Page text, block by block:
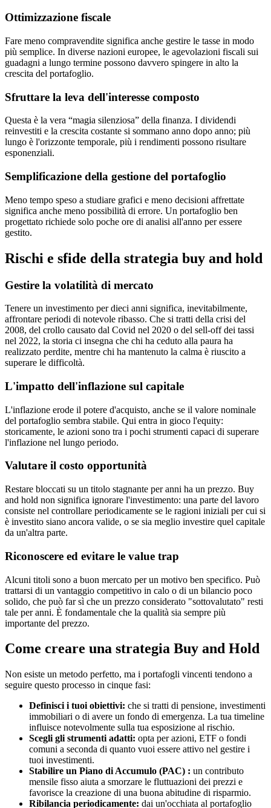
Ottimizzazione fiscale
Fare meno compravendite significa anche gestire le tasse in modo
più semplice. In diverse nazioni europee, le agevolazioni fiscali sui
guadagni a lungo termine possono davvero spingere in alto la
crescita del portafoglio.
Sfruttare la leva dell'interesse composto
Questa è la vera “magia silenziosa” della finanza. I dividendi
reinvestiti e la crescita costante si sommano anno dopo anno; più
lungo è l'orizzonte temporale, più i rendimenti possono risultare
esponenziali.
Semplificazione della gestione del portafoglio
Meno tempo speso a studiare grafici e meno decisioni affrettate
significa anche meno possibilità di errore. Un portafoglio ben
progettato richiede solo poche ore di analisi all'anno per essere
gestito.
Rischi e sfide della strategia buy and hold
Gestire la volatilità di mercato
Tenere un investimento per dieci anni significa, inevitabilmente,
affrontare periodi di notevole ribasso. Che si tratti della crisi del
2008, del crollo causato dal Covid nel 2020 o del sell-off dei tassi
nel 2022, la storia ci insegna che chi ha ceduto alla paura ha
realizzato perdite, mentre chi ha mantenuto la calma è riuscito a
superare le difficoltà.
L'impatto dell'inflazione sul capitale
L'inflazione erode il potere d'acquisto, anche se il valore nominale
del portafoglio sembra stabile. Qui entra in gioco l'equity:
storicamente, le azioni sono tra i pochi strumenti capaci di superare
l'inflazione nel lungo periodo.
Valutare il costo opportunità
Restare bloccati su un titolo stagnante per anni ha un prezzo. Buy
and hold non significa ignorare l'investimento: una parte del lavoro
consiste nel controllare periodicamente se le ragioni iniziali per cui si
è investito siano ancora valide, o se sia meglio investire quel capitale
da un'altra parte.
Riconoscere ed evitare le value trap
Alcuni titoli sono a buon mercato per un motivo ben specifico. Può
trattarsi di un vantaggio competitivo in calo o di un bilancio poco
solido, che può far sì che un prezzo considerato "sottovalutato" resti
tale per anni. È fondamentale che la qualità sia sempre più
importante del prezzo.
Come creare una strategia Buy and Hold
Non esiste un metodo perfetto, ma i portafogli vincenti tendono a
seguire questo processo in cinque fasi:
Definisci i tuoi obiettivi: che si tratti di pensione, investimenti
immobiliari o di avere un fondo di emergenza. La tua timeline
influisce notevolmente sulla tua esposizione al rischio.
Scegli gli strumenti adatti: opta per azioni, ETF o fondi
comuni a seconda di quanto vuoi essere attivo nel gestire i
tuoi investimenti.
Stabilire un Piano di Accumulo (PAC) : un contributo
mensile fisso aiuta a smorzare le fluttuazioni dei prezzi e
favorisce la creazione di una buona abitudine di risparmio.
Ribilancia periodicamente: dai un'occhiata al portafoglio